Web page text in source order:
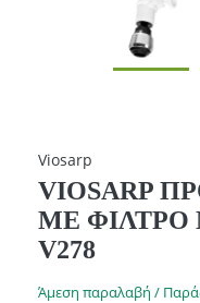
Viosarp
VIOSARP
ΜΕ ΦΙΛΤΡΟ
V278
Άμεση παραλαβή /